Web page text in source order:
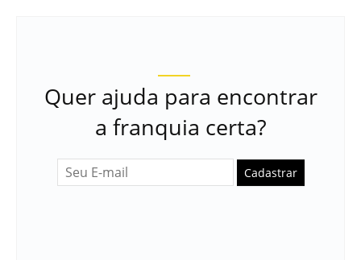
Quer ajuda para encontrar
a franquia certa?
Cadastrar